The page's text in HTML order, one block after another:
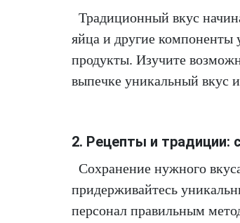
Традиционный вкус
яйца и другие
продукты. Изучите
выпечке уникальный вкус
2. Рецепты и традиции:
Сохранение нужного
придерживайтесь
персонал правильным